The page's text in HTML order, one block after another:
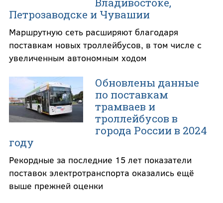
Петрозаводске и Чувашии
Маршрутную сеть расширяют благодаря
поставкам новых троллейбусов, в том числе с
увеличенным автономным ходом
Обновлены данные
по поставкам
трамваев и
троллейбусов в
города России в 2024
году
Рекордные за последние 15 лет показатели
поставок электротранспорта оказались ещё
выше прежней оценки